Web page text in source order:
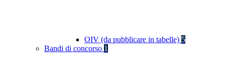
OIV (da pubblicare in tabelle) 5
Bandi di concorso 1